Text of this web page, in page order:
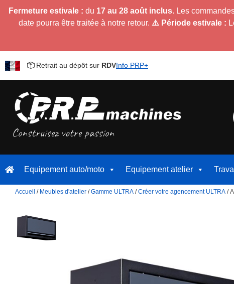
Fermeture estivale : du 17 au 28 août inclus. Les
date pourra être traitée à notre retour. ⚠️ Période estivale :
Retrait au dépôt sur RDVInfo PRP+
Equipement auto/moto Equipement atelier
Accueil / Meubles d'atelier /Gamme ULTRA /Créer votre agencement ULTRA /